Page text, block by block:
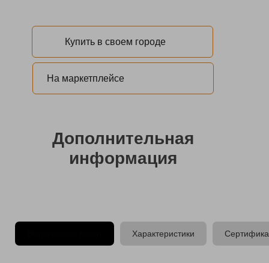
На маркетплейсе
Купить в своем городе
Характеристики
Дополнительная
информация